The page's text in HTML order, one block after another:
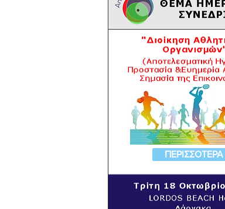
ΠΕΡΙΣΣΟΤΕΡΑ